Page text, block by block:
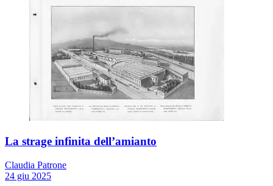
La strage infinita dell’amianto
Claudia Patrone
24 giu 2025